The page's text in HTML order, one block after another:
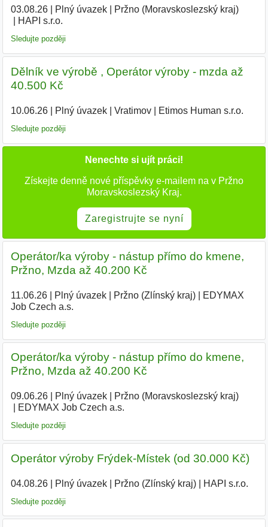
03.08.26| Plný úvazek| Pržno (Moravskoslezský kraj)|
HAPI s.r.o.
Sledujte později
Dělník ve výrobě , Operátor výroby - mzda až
40.500 Kč
10.06.26| Plný úvazek| Vratimov| Etimos Human s.r.o.
Sledujte později
Nenechte si ujít práci!
Získejte denně nové příspěvky e-mailem na v Pržno
Moravskoslezský Kraj.
Zaregistrujte se nyní
Operátor/ka výroby - nástup přímo do kmene,
Pržno, Mzda až 40.200 Kč
11.06.26| Plný úvazek| Pržno (Zlínský kraj)|
EDYMAX
Job Czech a.s.
Sledujte později
Operátor/ka výroby - nástup přímo do kmene,
Pržno, Mzda až 40.200 Kč
09.06.26| Plný úvazek| Pržno (Moravskoslezský kraj)|
EDYMAX Job Czech a.s.
Sledujte později
Operátor výroby Frýdek-Místek (od 30.000 Kč)
04.08.26| Plný úvazek| Pržno (Zlínský kraj)| HAPI s.r.o.
Sledujte později